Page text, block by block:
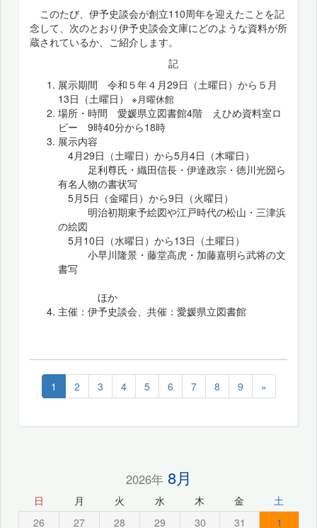
このたび、伊予史談会が創立110周年を迎えたことを記
念して、次のとおり伊予史談会文庫にどのような資料が所
蔵されているか、ご紹介します。
記
展示期間 令和５年４月29日（土曜日）から５月
13日（土曜日） ※月曜休館
場所・時間 愛媛県立図書館4階 えひめ資料室ロ
ビー 9時40分から18時
展示内容
4月29日（土曜日）から5月4日（木曜日）
足利尊氏・織田信長・伊達政宗・徳川光圀ら
有名人物の書状写
5月5日（金曜日）から9日（火曜日）
明治初期東予絵図や江戸時代の松山・三津浜
の絵図
5月10日（水曜日）から13日（土曜日）
小早川隆景・藤堂高虎・加藤嘉明ら武将の文
書写
ほか
主催：伊予史談会、共催：愛媛県立図書館
1 2 3 4 5 6 7 8 9 »
2026年8月
日 月 火 水 木 金 土
26 27 28 29 30 31 1